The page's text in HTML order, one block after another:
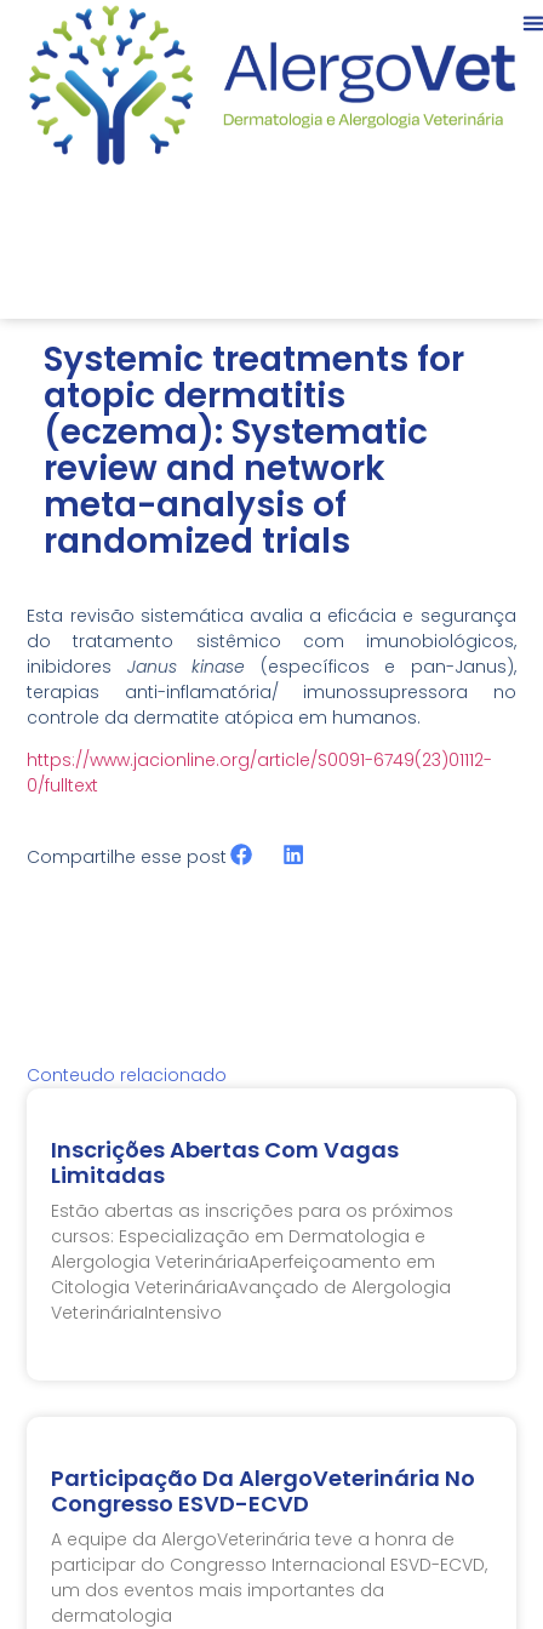
Systemic treatments for
atopic dermatitis
(eczema): Systematic
review and network
meta-analysis of
randomized trials
Esta revisão sistemática avalia a eficácia e segurança
do tratamento sistêmico com imunobiológicos,
inibidores Janus kinase (específicos e pan-Janus),
terapias anti-inflamatória/ imunossupressora no
controle da dermatite atópica em humanos.
https://www.jacionline.org/article/S0091-6749(23)01112-
0/fulltext
Compartilhe esse post
Conteudo relacionado
Inscrições Abertas Com Vagas
Limitadas
Estão abertas as inscrições para os próximos
cursos: Especialização em Dermatologia e
Alergologia VeterináriaAperfeiçoamento em
Citologia VeterináriaAvançado de Alergologia
VeterináriaIntensivo
Participação Da AlergoVeterinária No
Congresso ESVD-ECVD
A equipe da AlergoVeterinária teve a honra de
participar do Congresso Internacional ESVD-ECVD,
um dos eventos mais importantes da
dermatologia